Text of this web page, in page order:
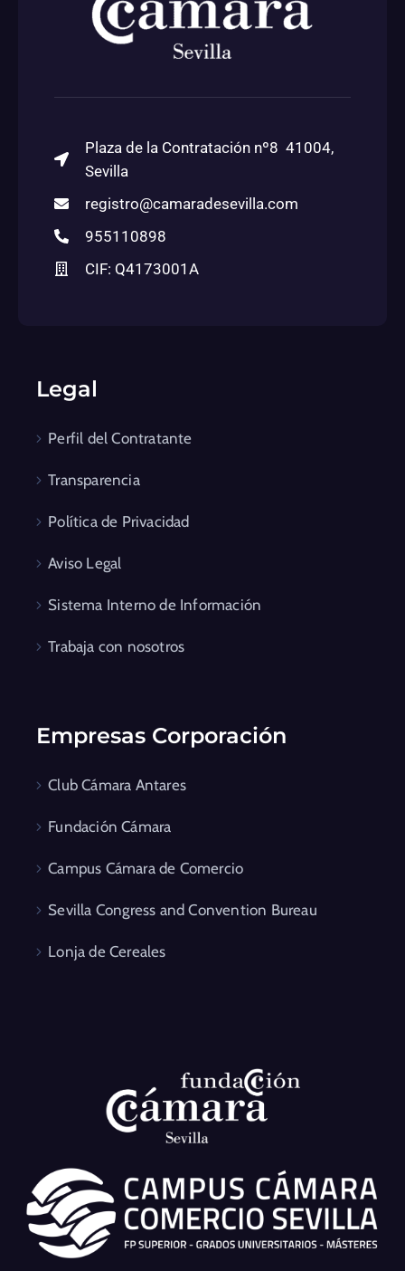
Plaza de la Contratación nº8 41004,
Sevilla
registro@camaradesevilla.com
955110898
CIF: Q4173001A
Legal
Perfil del Contratante
Transparencia
Política de Privacidad
Aviso Legal
Sistema Interno de Información
Trabaja con nosotros
Empresas Corporación
Club Cámara Antares
Fundación Cámara
Campus Cámara de Comercio
Sevilla Congress and Convention Bureau
Lonja de Cereales